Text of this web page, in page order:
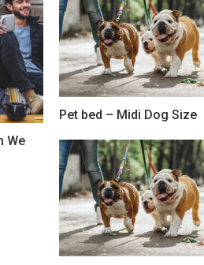
We
Pet bed – Midi Dog Size